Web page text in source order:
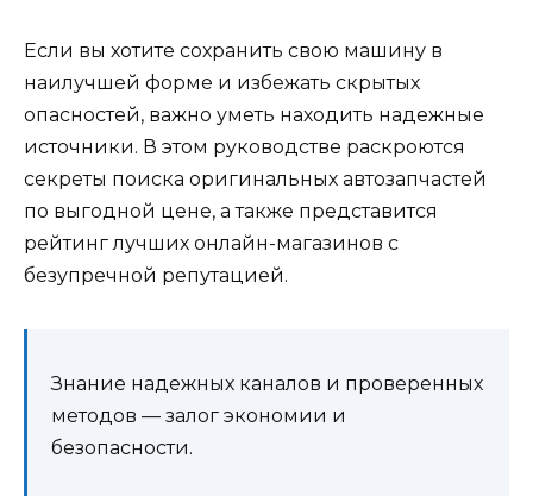
Если вы хотите сохранить свою машину в
наилучшей форме и избежать скрытых
опасностей, важно уметь находить надежные
источники. В этом руководстве раскроются
секреты поиска оригинальных автозапчастей
по выгодной цене, а также представится
рейтинг лучших онлайн-магазинов с
безупречной репутацией.
Знание надежных каналов и проверенных
методов — залог экономии и
безопасности.